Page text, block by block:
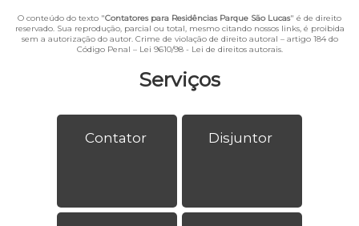
Serviços
Contator Disjuntor
O conteúdo do texto "Contatores para Residências Parque São Lucas" é de direito
reservado. Sua reprodução, parcial ou total, mesmo citando nossos links, é proibida
sem a autorização do autor. Crime de violação de direito autoral – artigo 184 do
Código Penal – Lei 9610/98 - Lei de direitos autorais.